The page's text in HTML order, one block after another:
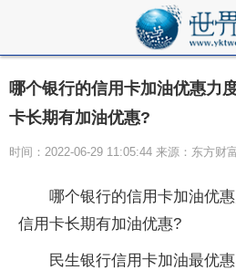
哪个银行的信用卡加油优惠力
卡长期有加油优惠?
时间：2022-06-29 11:05:44 来源：东方财
哪个银行的信用卡加油优
信用卡长期有加油优惠?
民生银行信用卡加油最优惠